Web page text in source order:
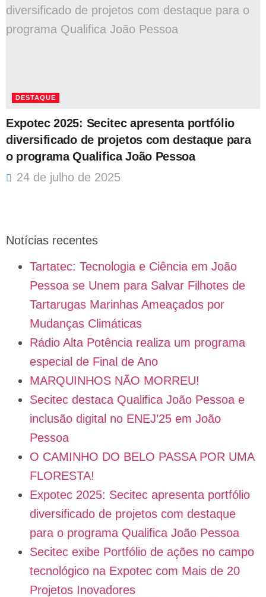
DESTAQUE
Expotec 2025: Secitec apresenta portfólio
diversificado de projetos com destaque para
o programa Qualifica João Pessoa
24 de julho de 2025
Notícias recentes
Tartatec: Tecnologia e Ciência em João
Pessoa se Unem para Salvar Filhotes de
Tartarugas Marinhas Ameaçados por
Mudanças Climáticas
Rádio Alta Potência realiza um programa
especial de Final de Ano
MARQUINHOS NÃO MORREU!
Secitec destaca Qualifica João Pessoa e
inclusão digital no ENEJ’25 em João
Pessoa
O CAMINHO DO BELO PASSA POR UMA
FLORESTA!
Expotec 2025: Secitec apresenta portfólio
diversificado de projetos com destaque
para o programa Qualifica João Pessoa
Secitec exibe Portfólio de ações no campo
tecnológico na Expotec com Mais de 20
Projetos Inovadores